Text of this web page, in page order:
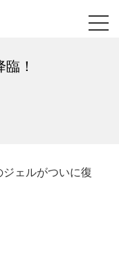
！
ェルがついに復